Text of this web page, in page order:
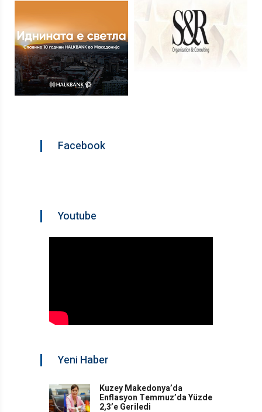
Facebook
Youtube
Yeni Haber
Kuzey Makedonya’da
Enflasyon Temmuz’da Yüzde
2,3’e Geriledi